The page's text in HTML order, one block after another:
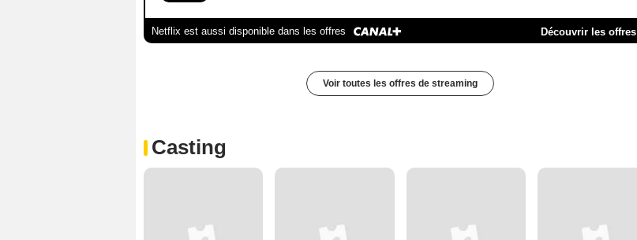
Netflix est aussi disponible dans les offres Découvrir les offres
Voir toutes les offres de streaming
Casting